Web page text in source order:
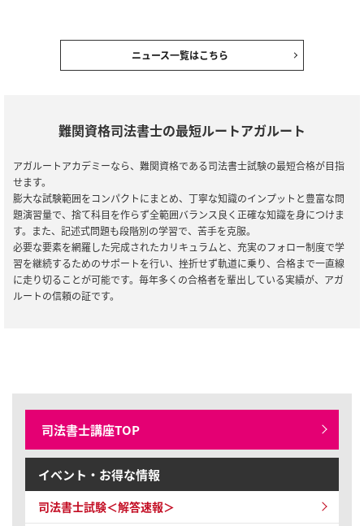
2026/01/22 司法書士試験
2026年合格目標 アウトレットセール
2026/01/22 司法書士試験
【リリース情報】司法書士試験対策講座｜【2028年合格目標】入門
総合講義／入門カリキュラム（フル・ライト）
2025/12/01 全資格種
【ご案内】年末年始の営業について
2025/10/03 全資格種
会員規約改定のお知らせ(2025年10月3日施行)
ニュース一覧はこちら
難関資格司法書士の最短ルートアガルート
アガルートアカデミーなら、難関資格である司法書士試験の最短合格が目指
せます。
膨大な試験範囲をコンパクトにまとめ、丁寧な知識のインプットと豊富な問
題演習量で、捨て科目を作らず全範囲バランス良く正確な知識を身につけま
す。また、記述式問題も段階別の学習で、苦手を克服。
必要な要素を網羅した完成されたカリキュラムと、充実のフォロー制度で学
習を継続するためのサポートを行い、挫折せず軌道に乗り、合格まで一直線
に走り切ることが可能です。毎年多くの合格者を輩出している実績が、アガ
ルートの信頼の証です。
司法書士講座TOP
イベント・お得な情報
司法書士試験＜解答速報＞